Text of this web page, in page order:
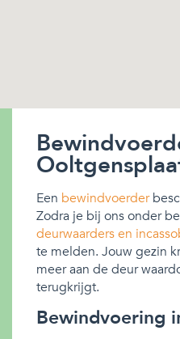
Een bewindvoerder
Zodra je bij ons onder
deurwaarders en
te melden. Jouw gezin
meer aan de deur
terugkrijgt.
Bewindvoering